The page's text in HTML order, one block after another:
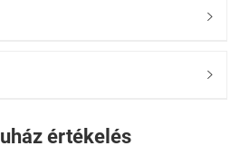


értékelés